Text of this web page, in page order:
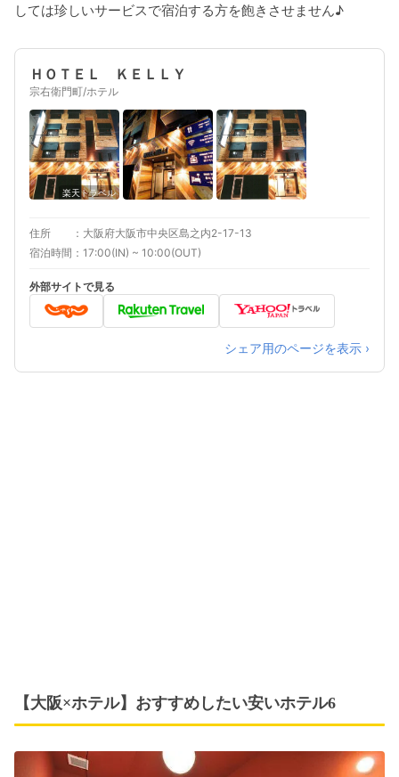
しては珍しいサービスで宿泊する方を飽きさせません♪
ＨＯＴＥＬ ＫＥＬＬＹ
宗右衛門町/ホテル
楽天トラベル
住所
大阪府大阪市中央区島之内2-17-13
宿泊時間
17:00(IN) ~ 10:00(OUT)
外部サイトで見る
シェア用のページを表示 ›
【大阪×ホテル】おすすめしたい安いホテル6